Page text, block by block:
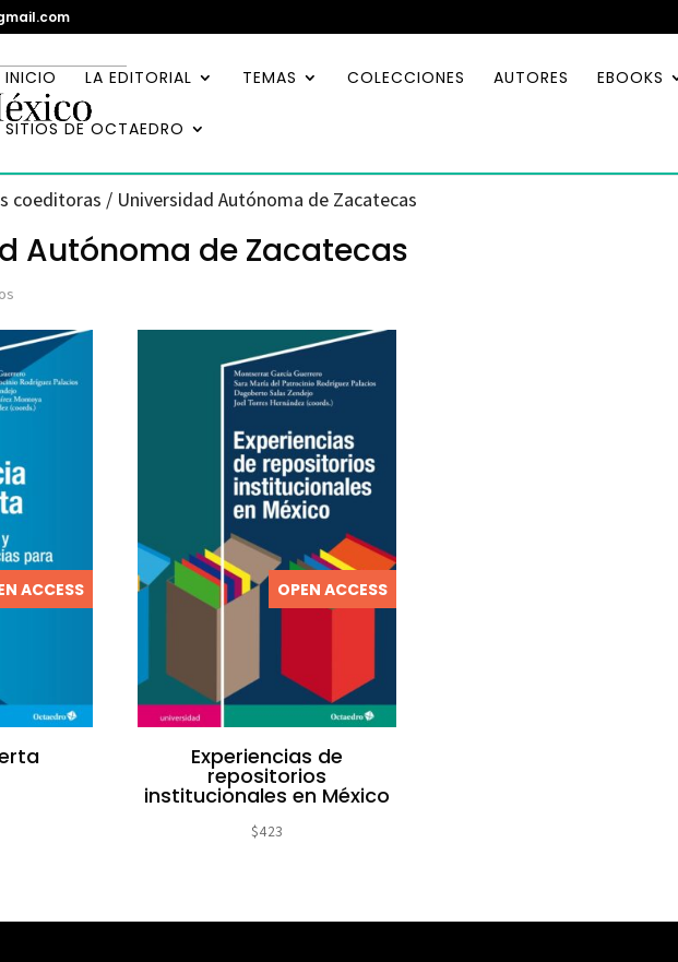
INICIO LA EDITORIAL TEMAS COLECCIONES AUTORES EBOOKS
SITIOS DE OCTAEDRO
coeditoras / Universidad Autónoma de Zacatecas
Autónoma de Zacatecas
por
los
últimos
ACCESS OPEN ACCESS
Experiencias de
repositorios
institucionales en México
$423